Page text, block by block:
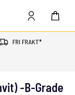
FRI FRAKT*
-B-Grade